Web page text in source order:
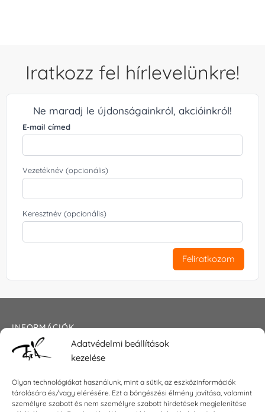
Adatvédelmi beállítások
kezelése
Olyan technológiákat használunk, mint a sütik, az eszközinformációk
tárolására és/vagy elérésére. Ezt a böngészési élmény javítása, valamint
személyre szabott és nem személyre szabott hirdetések megjelenítése
Iratkozz fel hírlevelünkre!
Ne maradj le újdonságainkról, akcióinkról!
E-mail címed
Vezetéknév (opcionális)
Keresztnév (opcionális)
Feliratkozom
INFORMÁCIÓK
Általános szerződési feltételek
Impresszum